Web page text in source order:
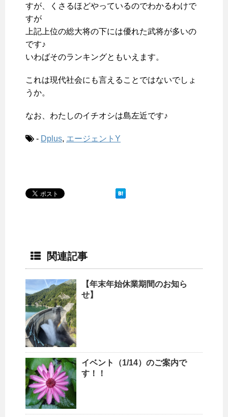
すが、くさるほどやっているのでわかるわけで
すが
上記上位の総大将の下には優れた武将が多いの
です♪
いわばそのランキングともいえます。
これは現代社会にも言えることではないでしょ
うか。
なお、わたしのイチオシは島左近です♪
- Dplus, エージェントY
関連記事
【年末年始休業期間のお知ら
せ】
イベント（1/14）のご案内で
す！！